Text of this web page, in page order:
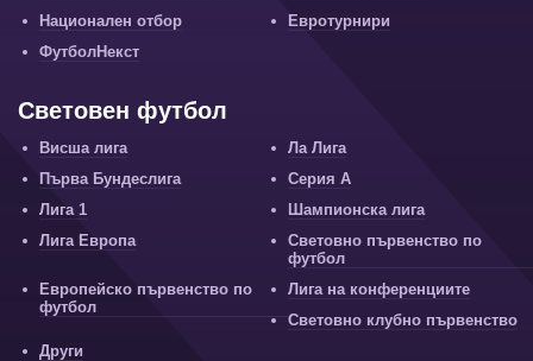
Национален отбор
Евротурнири
ФутболНекст
Световен футбол
Висша лига
Ла Лига
Първа Бундеслига
Серия А
Лига 1
Шампионска лига
Лига Европа
Световно първенство по
футбол
Европейско първенство по
футбол
Лига на конференциите
Световно клубно първенство
Други